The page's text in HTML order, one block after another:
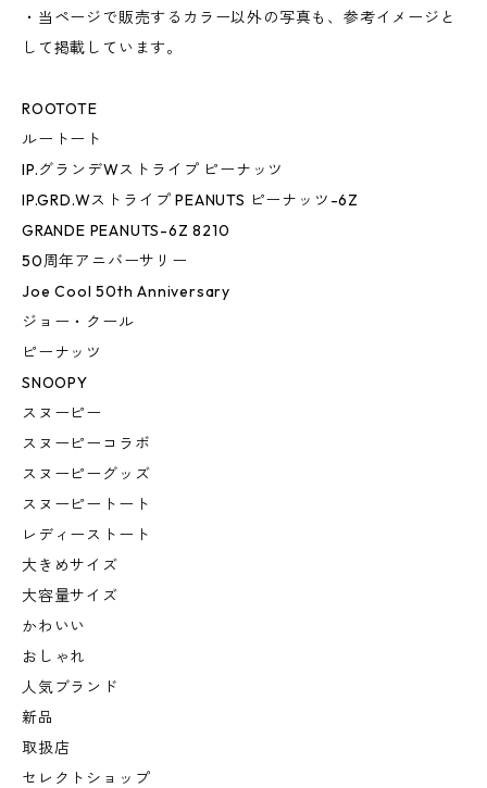
・当ページで販売するカラー以外の写真も、参考イメージと
して掲載しています。
ROOTOTE
ルートート
IP.グランデWストライプ ピーナッツ
IP.GRD.Wストライプ PEANUTS ピーナッツ-6Z
GRANDE PEANUTS-6Z 8210
50周年アニバーサリー
Joe Cool 50th Anniversary
ジョー・クール
ピーナッツ
SNOOPY
スヌーピー
スヌーピーコラボ
スヌーピーグッズ
スヌーピートート
レディーストート
大きめサイズ
大容量サイズ
かわいい
おしゃれ
人気ブランド
新品
取扱店
セレクトショップ